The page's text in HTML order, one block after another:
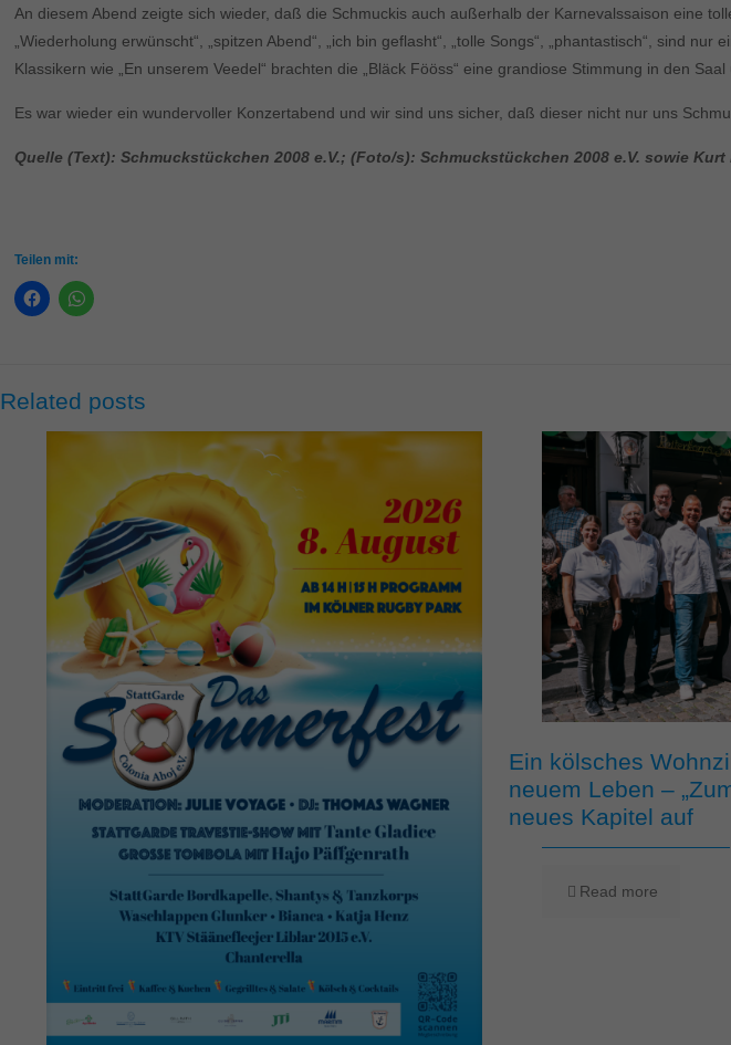
An diesem Abend zeigte sich wieder, daß die Schmuckis auch außerhalb der Karnevalssaison eine
„Wiederholung erwünscht“, „spitzen Abend“, „ich bin geflasht“, „tolle Songs“, „phantastisch“, sind
Klassikern wie „En unserem Veedel“ brachten die „Bläck Fööss“ eine grandiose Stimmung in den
Es war wieder ein wundervoller Konzertabend und wir sind uns sicher, daß dieser nicht nur uns
Quelle (Text): Schmuckstückchen 2008 e.V.; (Foto/s): Schmuckstückchen 2008 e.V. sowie Kurt
Teilen mit:
Related posts
Ein kölsches
neuem Leben –
neues Kapitel auf
Read more